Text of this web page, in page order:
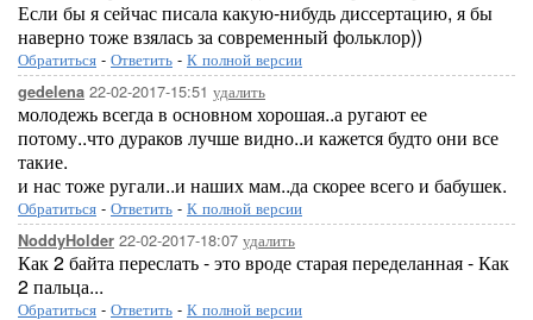
Если бы я сейчас писала какую-нибудь диссертацию, я бы
наверно тоже взялась за современный фольклор))
Обратиться - Ответить - К полной версии
gedelena 22-02-2017-15:51 удалить
молодежь всегда в основном хорошая..а ругают ее
потому..что дураков лучше видно..и кажется будто они все
такие.
и нас тоже ругали..и наших мам..да скорее всего и бабушек.
Обратиться - Ответить - К полной версии
NoddyHolder 22-02-2017-18:07 удалить
Как 2 байта переслать - это вроде старая переделанная - Как
2 пальца...
Обратиться - Ответить - К полной версии